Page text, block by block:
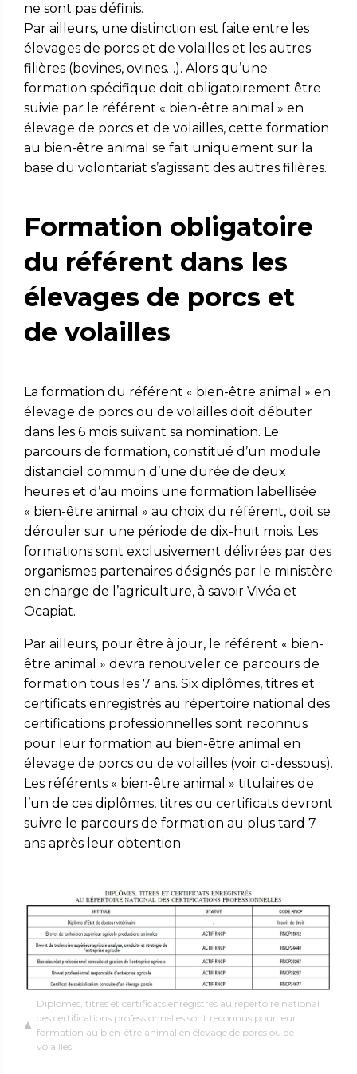
ne sont pas définis.
Par ailleurs, une distinction est faite entre les
élevages de porcs et de volailles et les autres
filières (bovines, ovines…). Alors qu’une
formation spécifique doit obligatoirement être
suivie par le référent « bien-être animal » en
élevage de porcs et de volailles, cette formation
au bien-être animal se fait uniquement sur la
base du volontariat s’agissant des autres filières.
Formation obligatoire
du référent dans les
élevages de porcs et
de volailles
La formation du référent « bien-être animal » en
élevage de porcs ou de volailles doit débuter
dans les 6 mois suivant sa nomination. Le
parcours de formation, constitué d’un module
distanciel commun d’une durée de deux
heures et d’au moins une formation labellisée
« bien-être animal » au choix du référent, doit se
dérouler sur une période de dix-huit mois. Les
formations sont exclusivement délivrées par des
organismes partenaires désignés par le ministère
en charge de l’agriculture, à savoir Vivéa et
Ocapiat.
Par ailleurs, pour être à jour, le référent « bien-
être animal » devra renouveler ce parcours de
formation tous les 7 ans. Six diplômes, titres et
certificats enregistrés au répertoire national des
certifications professionnelles sont reconnus
pour leur formation au bien-être animal en
élevage de porcs ou de volailles (voir ci-dessous).
Les référents « bien-être animal » titulaires de
l’un de ces diplômes, titres ou certificats devront
suivre le parcours de formation au plus tard 7
ans après leur obtention.
Diplômes, titres et certificats enregistrés au répertoire national
des certifications professionnelles sont reconnus pour leur
formation au bien-être animal en élevage de porcs ou de
volailles.